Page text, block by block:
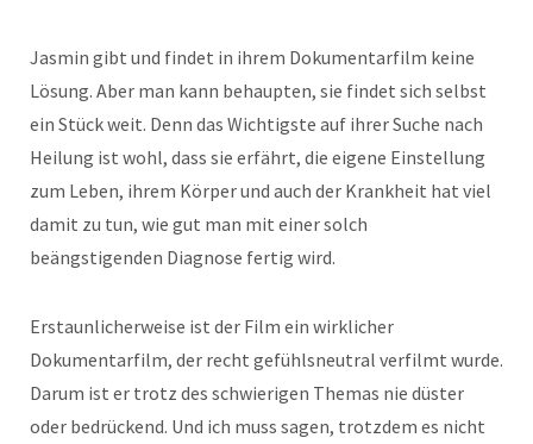
Jasmin gibt und findet in ihrem Dokumentarfilm keine
Lösung. Aber man kann behaupten, sie findet sich selbst
ein Stück weit. Denn das Wichtigste auf ihrer Suche nach
Heilung ist wohl, dass sie erfährt, die eigene Einstellung
zum Leben, ihrem Körper und auch der Krankheit hat viel
damit zu tun, wie gut man mit einer solch
beängstigenden Diagnose fertig wird.
Erstaunlicherweise ist der Film ein wirklicher
Dokumentarfilm, der recht gefühlsneutral verfilmt wurde.
Darum ist er trotz des schwierigen Themas nie düster
oder bedrückend. Und ich muss sagen, trotzdem es nicht